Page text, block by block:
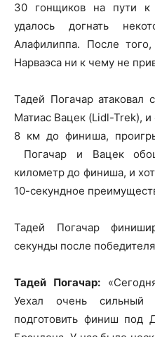
30 гонщиков на пути к
удалось догнать
Алафилиппа. После
Нарваэса ни к чему не
Тадей Погачар атаковал
Матиас Вацек (Lidl-Trek),
8 км до финиша,
Погачар и Вацек
километр до финиша, и
10-секундное
Тадей Погачар
секунды после
Тадей Погачар:
Уехал очень сильный
подготовить финиш